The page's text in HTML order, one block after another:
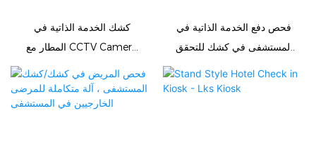
كشك الخدمة الذاتية في
المطار مع CCTV Camera
Room Card Recycler
ADA Scanner
فحص دفع الخدمة الذاتية في
المستشفى في كشك للتحقق
من المعلومات